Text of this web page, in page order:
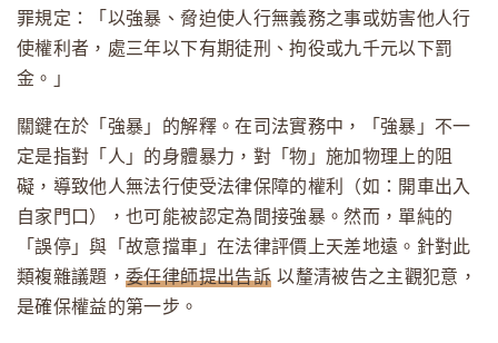
罪規定：「以強暴、脅迫使人行無義務之事或妨害他人行
使權利者，處三年以下有期徒刑、拘役或九千元以下罰
金。」
關鍵在於「強暴」的解釋。在司法實務中，「強暴」不一
定是指對「人」的身體暴力，對「物」施加物理上的阻
礙，導致他人無法行使受法律保障的權利（如：開車出入
自家門口），也可能被認定為間接強暴。然而，單純的
「誤停」與「故意擋車」在法律評價上天差地遠。針對此
類複雜議題，委任律師提出告訴以釐清被告之主觀犯意，
是確保權益的第一步。